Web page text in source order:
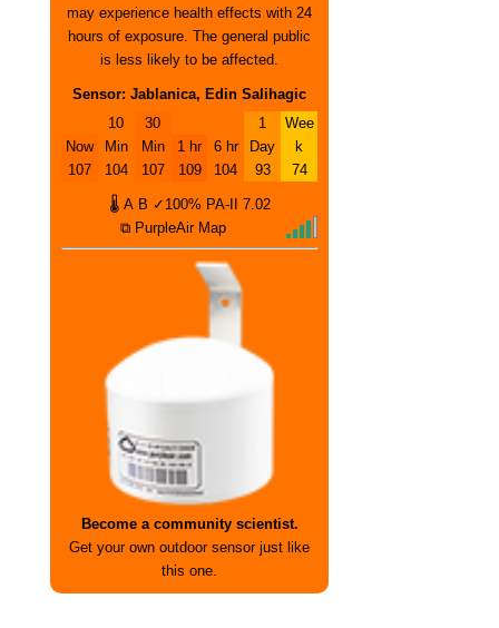
may experience health effects with 24
hours of exposure. The general public
is less likely to be affected.
Sensor: Jablanica, Edin Salihagic
Now
107
10
Min
104
30
Min
107
1 hr
109
6 hr
104
1
Day
93
Wee
k
74
🌡 A B ✓100% PA-II
7.02
⧉ PurpleAir Map
Become a community scientist.
Get your own outdoor sensor just like
this one.